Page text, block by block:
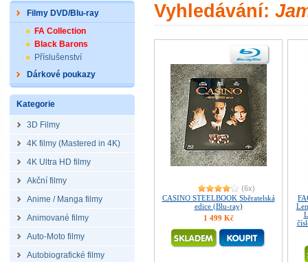
Filmy DVD/Blu-ray
FA Collection
Black Barons
Příslušenství
Dárkové poukazy
Kategorie
3D Filmy
4K filmy (Mastered in 4K)
4K Ultra HD filmy
Akční filmy
Anime / Manga filmy
Animované filmy
Auto-Moto filmy
Autobiografické filmy
Vyhledávání:
(6x)
CASINO STEELBOOK Sběratelská
edice (Blu-ray)
1 499 Kč